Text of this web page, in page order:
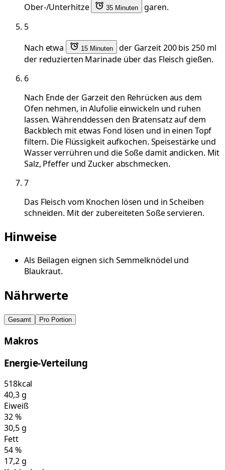
Ober-/Unterhitze
35 Minuten
garen.
5
Nach etwa
15 Minuten
der Garzeit 200 bis 250 ml
der reduzierten Marinade über das Fleisch gießen.
6
Nach Ende der Garzeit den Rehrücken aus dem
Ofen nehmen, in Alufolie einwickeln und ruhen
lassen. Währenddessen den Bratensatz auf dem
Backblech mit etwas Fond lösen und in einen Topf
filtern. Die Flüssigkeit aufkochen. Speisestärke und
Wasser verrühren und die Soße damit andicken. Mit
Salz, Pfeffer und Zucker abschmecken.
7
Das Fleisch vom Knochen lösen und in Scheiben
schneiden. Mit der zubereiteten Soße servieren.
Hinweise
Als Beilagen eignen sich Semmelknödel und
Blaukraut.
Nährwerte
Gesamt Pro Portion
Makros
Energie-Verteilung
518kcal
40,3g
Eiweiß
32%
30,5g
Fett
54%
17,2g